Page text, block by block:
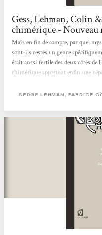
Gess, Lehman, Colin
chimérique - Nouveau
Mais en fin de compte, par quel
sont-ils restés un genre
était aussi fertile des deux côtés de
chimérique apportent enfin une
et en expliquant pourquoi ils ont
SERGE LEHMAN, FABRICE